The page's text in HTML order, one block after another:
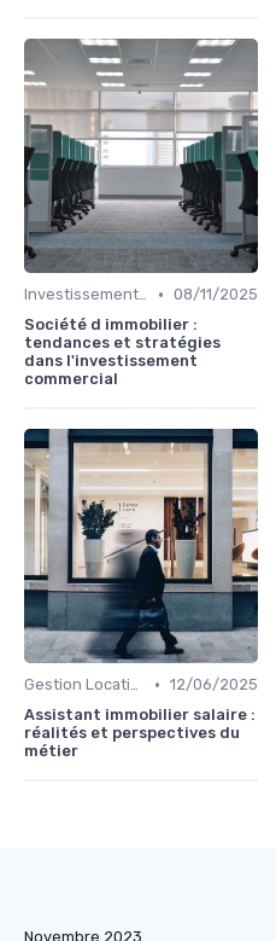
Investissements Immobiliers Stratégiques • 08/11/2025
Société d immobilier :
tendances et stratégies
dans l'investissement
commercial
Gestion Locative et Asset Management • 12/06/2025
Assistant immobilier salaire :
réalités et perspectives du
métier
Novembre 2023